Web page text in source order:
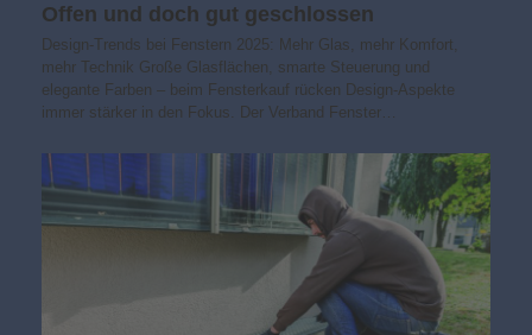
Offen und doch gut geschlossen
Design-Trends bei Fenstern 2025: Mehr Glas, mehr Komfort,
mehr Technik Große Glasflächen, smarte Steuerung und
elegante Farben – beim Fensterkauf rücken Design-Aspekte
immer stärker in den Fokus. Der Verband Fenster…